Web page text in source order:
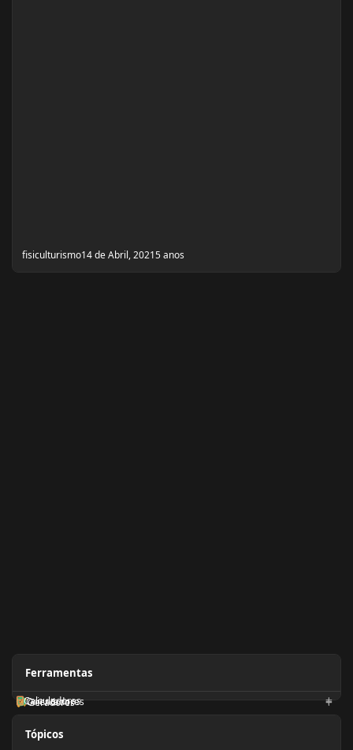
fisiculturismo14 de Abril, 20215 anos
Ferramentas
Geradores
Orientadores
Calculadoras
Tópicos